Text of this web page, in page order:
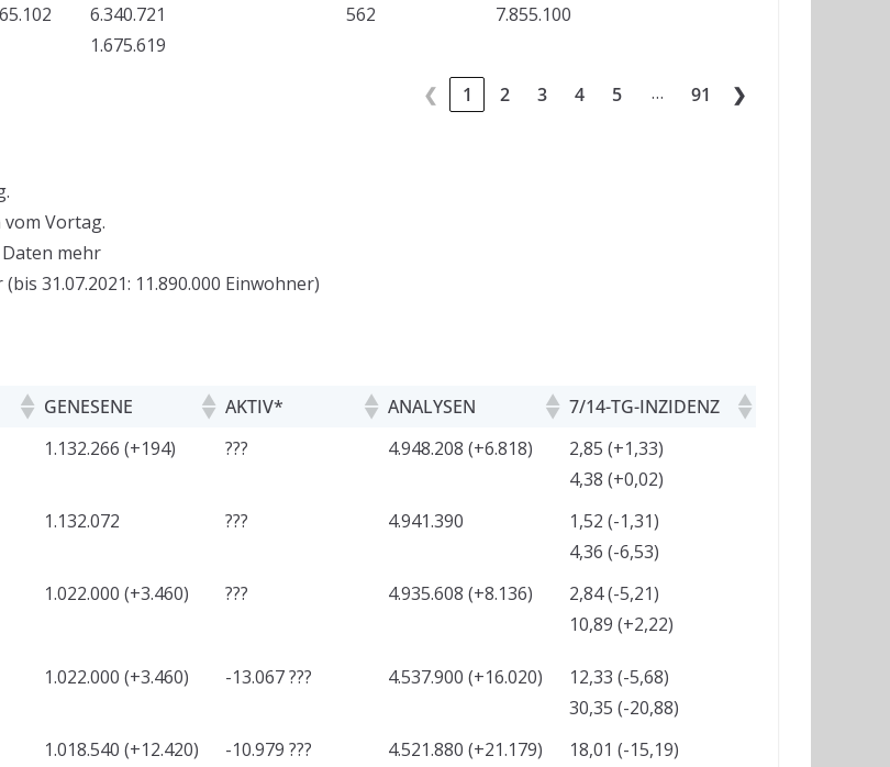
6.340.721
1.675.619
562 7.855.100
❮ 1 2 3 4 5 … 91 ❯
Vortag.
mehr
31.07.2021: 11.890.000 Einwohner)
GENESENE AKTIV* ANALYSEN
7/14-TG-INZIDENZ
1.132.266 (+194) ??? 4.948.208 (+6.818)
2,85 (+1,33)
4,38 (+0,02)
1.132.072 ??? 4.941.390
1,52 (-1,31)
4,36 (-6,53)
1.022.000 (+3.460) ??? 4.935.608 (+8.136)
2,84 (-5,21)
10,89 (+2,22)
1.022.000 (+3.460) -13.067 ??? 4.537.900 (+16.020)
12,33 (-5,68)
30,35 (-20,88)
1.018.540 (+12.420) -10.979 ??? 4.521.880 (+21.179) 18,01 (-15,19)